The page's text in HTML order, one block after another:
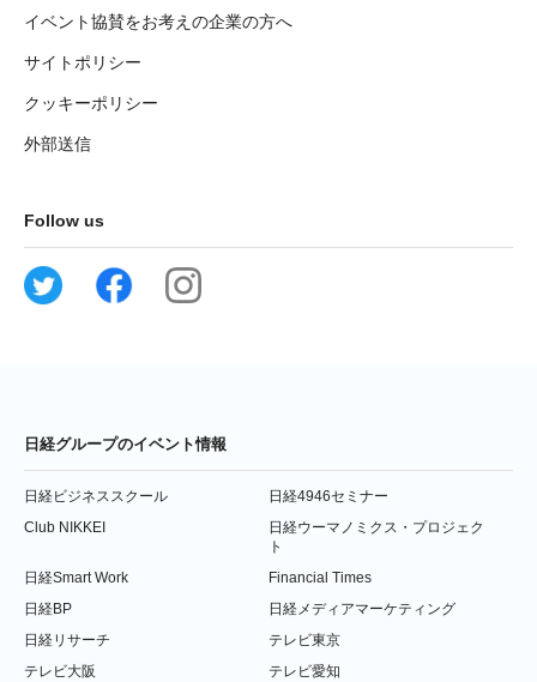
イベント協賛をお考えの企業の方へ
サイトポリシー
クッキーポリシー
外部送信
Follow us
日経グループのイベント情報
日経ビジネススクール
日経4946セミナー
Club NIKKEI
日経ウーマノミクス・プロジェク
ト
日経Smart Work
Financial Times
日経BP
日経メディアマーケティング
日経リサーチ
テレビ東京
テレビ大阪
テレビ愛知